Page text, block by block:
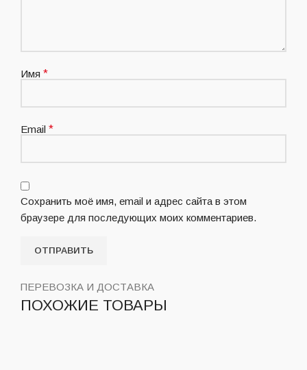
Имя *
Email *
Сохранить моё имя, email и адрес сайта в этом
браузере для последующих моих комментариев.
ПЕРЕВОЗКА И ДОСТАВКА
ПОХОЖИЕ ТОВАРЫ